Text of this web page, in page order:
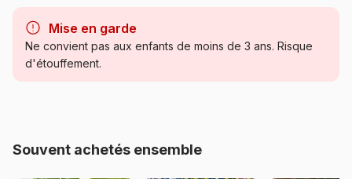
Catégorie
Puzzles - Princes et
Provenance Allemagne
Mise en garde
Ne convient pas aux enfants de moins de 3 ans. Risque
d'étouffement.
Souvent achetés ensemble